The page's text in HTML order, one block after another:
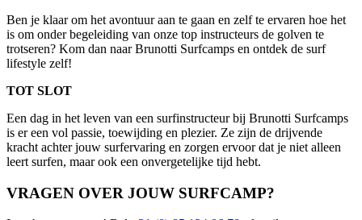
Ben je klaar om het avontuur aan te gaan en zelf te ervaren hoe het
is om onder begeleiding van onze top instructeurs de golven te
trotseren? Kom dan naar Brunotti Surfcamps en ontdek de surf
lifestyle zelf!
TOT SLOT
Een dag in het leven van een surfinstructeur bij Brunotti Surfcamps
is er een vol passie, toewijding en plezier. Ze zijn de drijvende
kracht achter jouw surfervaring en zorgen ervoor dat je niet alleen
leert surfen, maar ook een onvergetelijke tijd hebt.
VRAGEN OVER JOUW SURFCAMP?